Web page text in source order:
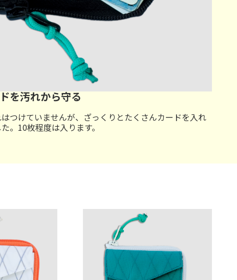
を汚れから守る
つけていませんが、ざっくりとたくさんカードを入れ
。10枚程度は入ります。